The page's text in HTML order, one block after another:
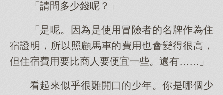
「請問多少錢呢？」
「是呢。因為是使用冒險者的名牌作為住
宿證明，所以照顧馬車的費用也會變得很高，
但住宿費用要比商人要便宜一些。還有……」
看起來似乎很難開口的少年。你是哪個少